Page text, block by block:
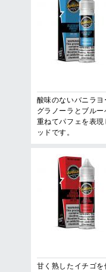
酸味のないバニラ
グラノーラとブル
重ねてパフェを表
ッドです。
甘く熟したイチゴ